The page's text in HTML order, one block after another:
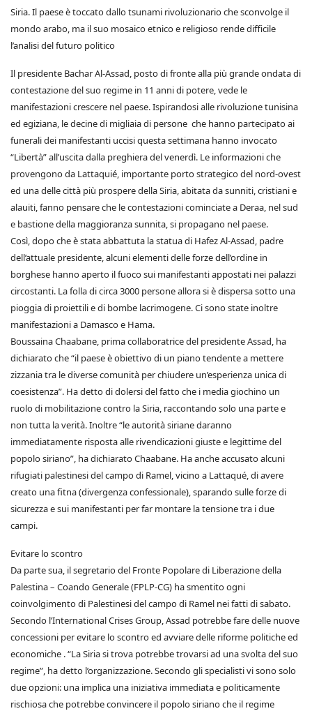
Siria. Il paese è toccato dallo tsunami rivoluzionario che sconvolge il
mondo arabo, ma il suo mosaico etnico e religioso rende difficile
l’analisi del futuro politico
Il presidente Bachar Al-Assad, posto di fronte alla più grande ondata di
contestazione del suo regime in 11 anni di potere, vede le
manifestazioni crescere nel paese. Ispirandosi alle rivoluzione tunisina
ed egiziana, le decine di migliaia di persone che hanno partecipato ai
funerali dei manifestanti uccisi questa settimana hanno invocato
“Libertà” all’uscita dalla preghiera del venerdì. Le informazioni che
provengono da Lattaquié, importante porto strategico del nord-ovest
ed una delle città più prospere della Siria, abitata da sunniti, cristiani e
alauiti, fanno pensare che le contestazioni cominciate a Deraa, nel sud
e bastione della maggioranza sunnita, si propagano nel paese.
Così, dopo che è stata abbattuta la statua di Hafez Al-Assad, padre
dell’attuale presidente, alcuni elementi delle forze dell’ordine in
borghese hanno aperto il fuoco sui manifestanti appostati nei palazzi
circostanti. La folla di circa 3000 persone allora si è dispersa sotto una
pioggia di proiettili e di bombe lacrimogene. Ci sono state inoltre
manifestazioni a Damasco e Hama.
Boussaina Chaabane, prima collaboratrice del presidente Assad, ha
dichiarato che “il paese è obiettivo di un piano tendente a mettere
zizzania tra le diverse comunità per chiudere un’esperienza unica di
coesistenza”. Ha detto di dolersi del fatto che i media giochino un
ruolo di mobilitazione contro la Siria, raccontando solo una parte e
non tutta la verità. Inoltre “le autorità siriane daranno
immediatamente risposta alle rivendicazioni giuste e legittime del
popolo siriano”, ha dichiarato Chaabane. Ha anche accusato alcuni
rifugiati palestinesi del campo di Ramel, vicino a Lattaqué, di avere
creato una fitna (divergenza confessionale), sparando sulle forze di
sicurezza e sui manifestanti per far montare la tensione tra i due
campi.
Evitare lo scontro
Da parte sua, il segretario del Fronte Popolare di Liberazione della
Palestina – Coando Generale (FPLP-CG) ha smentito ogni
coinvolgimento di Palestinesi del campo di Ramel nei fatti di sabato.
Secondo l’International Crises Group, Assad potrebbe fare delle nuove
concessioni per evitare lo scontro ed avviare delle riforme politiche ed
economiche . “La Siria si trova potrebbe trovarsi ad una svolta del suo
regime”, ha detto l’organizzazione. Secondo gli specialisti vi sono solo
due opzioni: una implica una iniziativa immediata e politicamente
rischiosa che potrebbe convincere il popolo siriano che il regime